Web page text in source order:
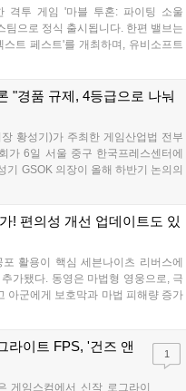
격투 게임 '마블 투혼: 파이팅 소울
팀으로 정식 출시됩니다. 한편 밸브는
트 페스트'를 개최하며, 유비소프트
시되었고, 농장 시뮬레이션 '돌록 타
를 모으고 있습니다....
"경품 규제, 4등급으로 나눠
황성기)가 주최한 게임산업법 전부
가 6일 서울 중구 한국프레스센터에
기 GSOK 의장이 올해 하반기 논의의
종현 한양대 법학전문대학원 교수
! 편의성 개선 업데이트도 있
활용이 핵심 세븐나이츠 리버스에
가됐다. 동영은 마법형 영웅으로, 극
아군에게 보호막과 마법 피해량 증가
황천의 동행자는 동영의 핵심이다.
라이트 FPS, '건즈 앤
게임스컴에서 신작 로그라이
1